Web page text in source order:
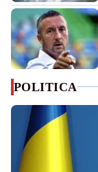
POLITICA